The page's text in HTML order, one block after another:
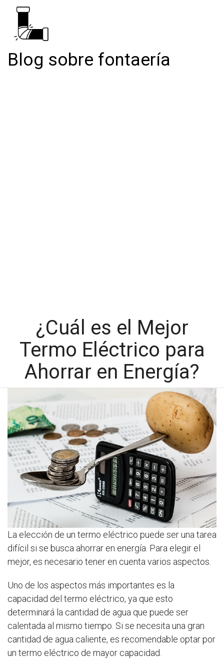
Blog sobre fontaería
¿Cuál es el Mejor
Termo Eléctrico para
Ahorrar en Energía?
La elección de un termo eléctrico puede ser una tarea
difícil si se busca ahorrar en energía. Para elegir el
mejor, es necesario tener en cuenta varios aspectos.
Uno de los aspectos más importantes es la
capacidad del termo eléctrico, ya que esto
determinará la cantidad de agua que puede ser
calentada al mismo tiempo. Si se necesita una gran
cantidad de agua caliente, es recomendable optar por
un termo eléctrico de mayor capacidad.